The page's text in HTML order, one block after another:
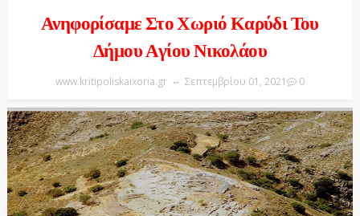
Ανηφορίσαμε Στο Χωριό Καρύδι Του
Δήμου Αγίου Νικολάου
www.kritipoliskaixoria.gr Σεπτεμβρίου 01, 2021 0